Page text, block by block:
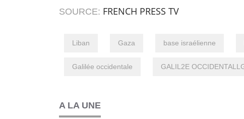
SOURCE: FRENCH PRESS TV
Liban Gaza base israélienne
Galilée occidentale GALIL2E
A LA UNE